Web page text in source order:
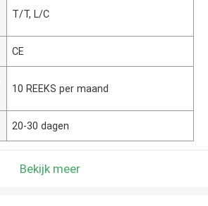
T/T, L/C
CE
10 REEKS per maand
20-30 dagen
Bekijk meer